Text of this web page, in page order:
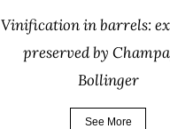
Vinification in barrels:
preserved by
Bollinger
See More